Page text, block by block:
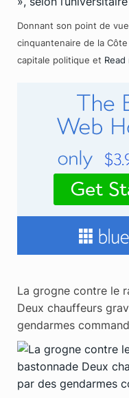
Donnant son point de
cinquantenaire de la
capitale politique et Read
La grogne contre le
Deux chauffeurs
gendarmes